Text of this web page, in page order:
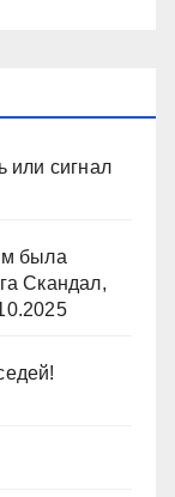
или сигнал
была
Скандал,